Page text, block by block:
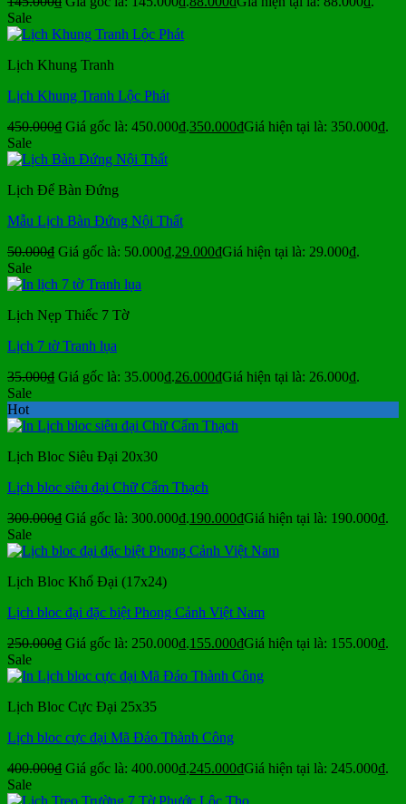
Sale
Lịch Khung Tranh
Lịch Khung Tranh Lộc Phát
450.000₫ Giá gốc là: 450.000₫.350.000₫Giá hiện tại là: 350.000₫.
Sale
Lịch Để Bàn Đứng
Mẫu Lịch Bàn Đứng Nội Thất
50.000₫ Giá gốc là: 50.000₫.29.000₫Giá hiện tại là: 29.000₫.
Sale
Lịch Nẹp Thiếc 7 Tờ
Lịch 7 tờ Tranh lụa
35.000₫ Giá gốc là: 35.000₫.26.000₫Giá hiện tại là: 26.000₫.
Sale
Hot
Lịch Bloc Siêu Đại 20x30
Lịch bloc siêu đại Chữ Cẩm Thạch
300.000₫ Giá gốc là: 300.000₫.190.000₫Giá hiện tại là: 190.000₫.
Sale
Lịch Bloc Khổ Đại (17x24)
Lịch bloc đại đặc biệt Phong Cảnh Việt Nam
250.000₫ Giá gốc là: 250.000₫.155.000₫Giá hiện tại là: 155.000₫.
Sale
Lịch Bloc Cực Đại 25x35
Lịch bloc cực đại Mã Đáo Thành Công
400.000₫ Giá gốc là: 400.000₫.245.000₫Giá hiện tại là: 245.000₫.
Sale